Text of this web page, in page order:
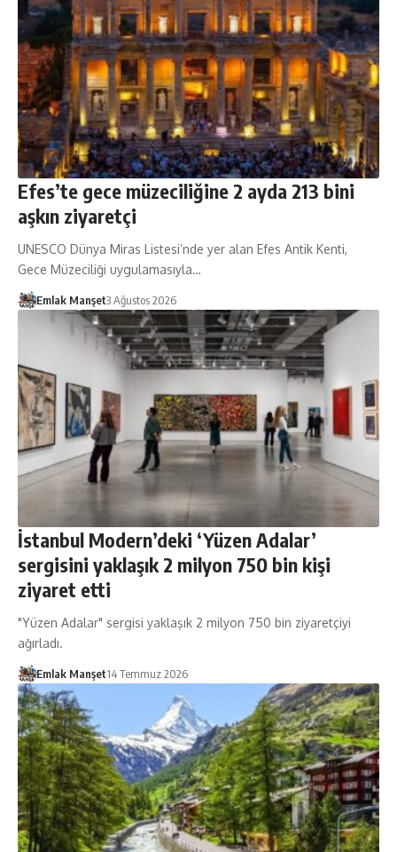
Efes’te gece müzeciliğine 2 ayda 213 bini
aşkın ziyaretçi
UNESCO Dünya Miras Listesi’nde yer alan Efes Antik Kenti,
Gece Müzeciliği uygulamasıyla…
Emlak Manşet3 Ağustos 2026
İstanbul Modern’deki ‘Yüzen Adalar’
sergisini yaklaşık 2 milyon 750 bin kişi
ziyaret etti
"Yüzen Adalar" sergisi yaklaşık 2 milyon 750 bin ziyaretçiyi
ağırladı.
Emlak Manşet14 Temmuz 2026